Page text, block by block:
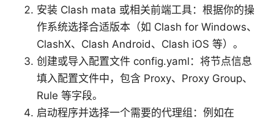
安装 Clash mata 或相关前端工具：根据你的操
作系统选择合适版本（如 Clash for Windows、
ClashX、Clash Android、Clash iOS 等）。
创建或导入配置文件 config.yaml：将节点信息
填入配置文件中，包含 Proxy、Proxy Group、
Rule 等字段。
启动程序并选择一个需要的代理组：例如在